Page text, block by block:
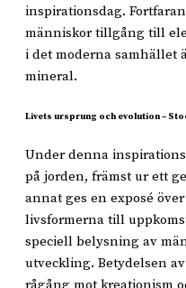
inspirationsdag.
människor tillgång till
i det moderna
mineral.
Livets ursprung och evolution –
Under denna
på jorden, främst ur ett
annat ges en exposé
livsformerna till
speciell belysning av
utveckling. Betydelsen